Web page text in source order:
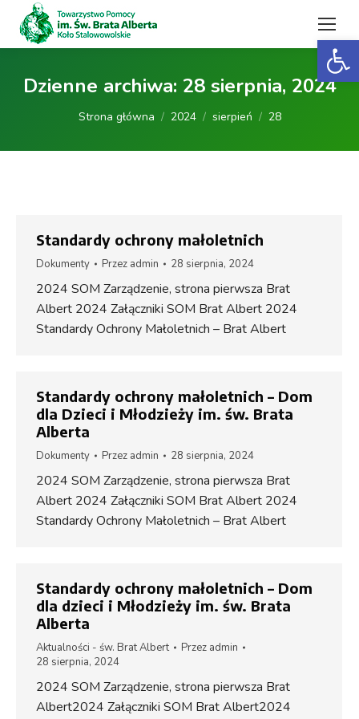
Dzienne archiwa: 28 sierpnia, 2024
Jesteś tutaj:
Strona główna 2024 sierpień 28
Standardy ochrony małoletnich
Dokumenty Przez admin 28 sierpnia, 2024
2024 SOM Zarządzenie, strona pierwsza Brat
Albert 2024 Załączniki SOM Brat Albert 2024
Standardy Ochrony Małoletnich – Brat Albert
Standardy ochrony małoletnich – Dom
dla Dzieci i Młodzieży im. św. Brata
Alberta
Dokumenty Przez admin 28 sierpnia, 2024
2024 SOM Zarządzenie, strona pierwsza Brat
Albert 2024 Załączniki SOM Brat Albert 2024
Standardy Ochrony Małoletnich – Brat Albert
Standardy ochrony małoletnich – Dom
dla dzieci i Młodzieży im. św. Brata
Alberta
Aktualności - św. Brat Albert Przez admin
28 sierpnia, 2024
2024 SOM Zarządzenie, strona pierwsza Brat
Albert2024 Załączniki SOM Brat Albert2024